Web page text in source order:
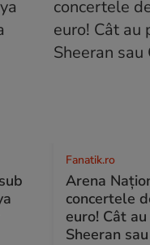
Fanatik.ro
Arena
concertele
euro! Cât
Sheeran